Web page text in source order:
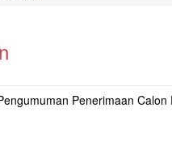
Penerimaan Calon